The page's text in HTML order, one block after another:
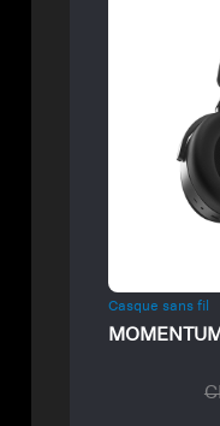
Casque sans fil